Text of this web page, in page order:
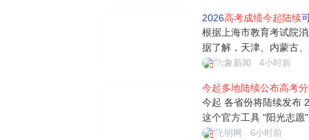
地已陆续公布志愿填报
2026高考成绩今起陆续
根据上海市教育考试院
据了解，天津、内蒙古
4日左右开通查询，吉林
起可查高考成绩 各地查
考试院...
大象新闻 4小时前
今起多地陆续公布高考
今起 各省份将陆续发布
这个官方工具 "阳光志愿
填报信息服务系统，依
光明网 6小时前